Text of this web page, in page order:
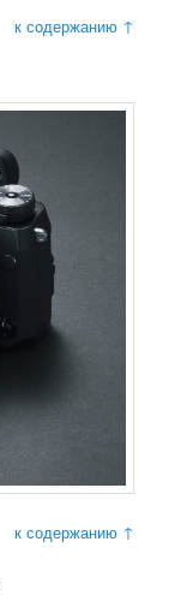
к содержанию ↑
к содержанию ↑